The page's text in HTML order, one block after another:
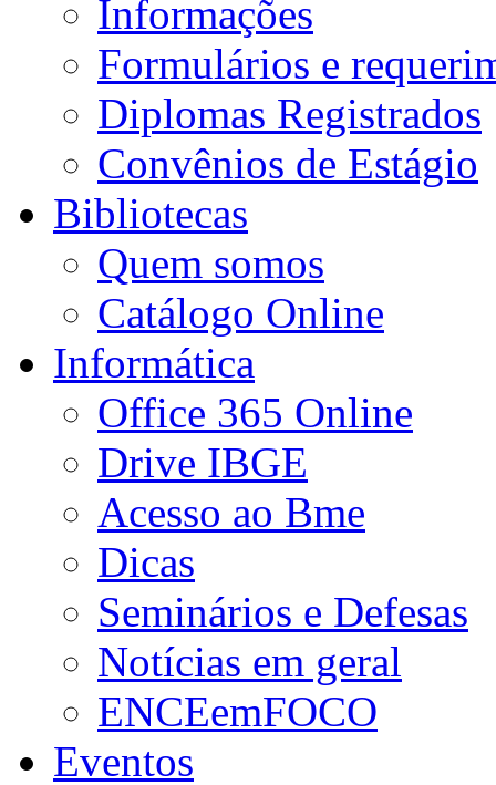
Informações
Formulários e
Diplomas Registrados
Convênios de Estágio
Bibliotecas
Quem somos
Catálogo Online
Informática
Office 365 Online
Drive IBGE
Acesso ao Bme
Dicas
Seminários e Defesas
Notícias em geral
ENCEemFOCO
Eventos